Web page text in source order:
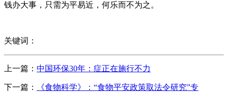
钱办大事，只需为平易近，何乐而不为之。
关键词：
上一篇： 中国环保30年：症正在施行不力
下一篇： 《食物科学》：“食物平安政策取法令研究”专